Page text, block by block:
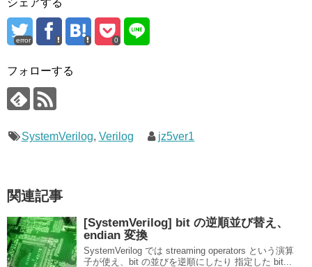
シェアする
error 0
フォローする
SystemVerilog, Verilog jz5ver1
関連記事
[SystemVerilog] bit の逆順並び替え、
endian 変換
SystemVerilog では streaming operators という演算
子が使え、bit の並びを逆順にしたり 指定した bit...